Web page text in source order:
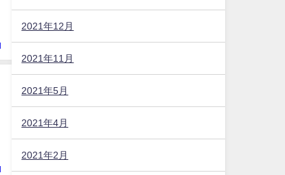
2021年12月
2021年11月
2021年5月
2021年4月
2021年2月